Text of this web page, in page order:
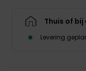
Thuis of
Levering